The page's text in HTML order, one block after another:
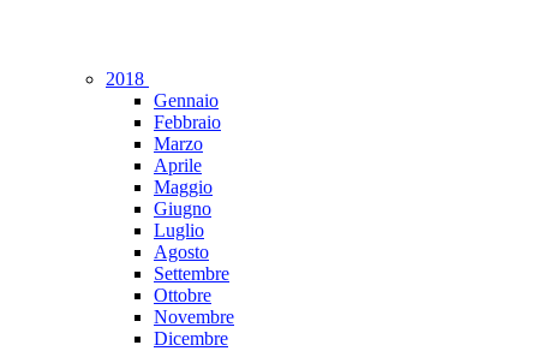
2018
Gennaio
Febbraio
Marzo
Aprile
Maggio
Giugno
Luglio
Agosto
Settembre
Ottobre
Novembre
Dicembre